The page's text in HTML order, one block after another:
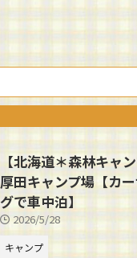
【北海道＊森林キャ
厚田キャンプ場【カ
グで車中泊】
2026/5/28
キャンプ